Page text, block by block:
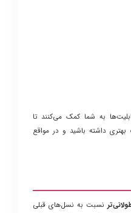
به شما کمک می‌کنند تا
داشته باشید و در مواقع
نسبت به نسل‌های قبلی